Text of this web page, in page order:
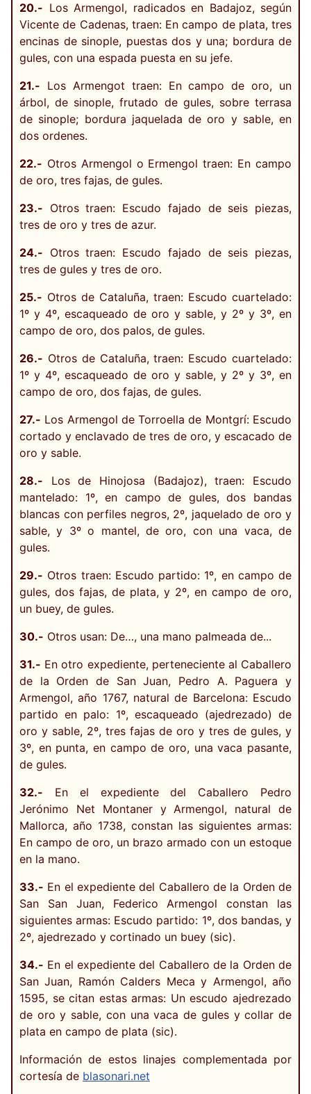
20.- Los Armengol, radicados en Badajoz, según
Vicente de Cadenas, traen: En campo de plata, tres
encinas de sinople, puestas dos y una; bordura de
gules, con una espada puesta en su jefe.
21.- Los Armengot traen: En campo de oro, un
árbol, de sinople, frutado de gules, sobre terrasa
de sinople; bordura jaquelada de oro y sable, en
dos ordenes.
22.- Otros Armengol o Ermengol traen: En campo
de oro, tres fajas, de gules.
23.- Otros traen: Escudo fajado de seis piezas,
tres de oro y tres de azur.
24.- Otros traen: Escudo fajado de seis piezas,
tres de gules y tres de oro.
25.- Otros de Cataluña, traen: Escudo cuartelado:
1º y 4º, escaqueado de oro y sable, y 2º y 3º, en
campo de oro, dos palos, de gules.
26.- Otros de Cataluña, traen: Escudo cuartelado:
1º y 4º, escaqueado de oro y sable, y 2º y 3º, en
campo de oro, dos fajas, de gules.
27.- Los Armengol de Torroella de Montgrí: Escudo
cortado y enclavado de tres de oro, y escacado de
oro y sable.
28.- Los de Hinojosa (Badajoz), traen: Escudo
mantelado: 1º, en campo de gules, dos bandas
blancas con perfiles negros, 2º, jaquelado de oro y
sable, y 3º o mantel, de oro, con una vaca, de
gules.
29.- Otros traen: Escudo partido: 1º, en campo de
gules, dos fajas, de plata, y 2º, en campo de oro,
un buey, de gules.
30.- Otros usan: De…, una mano palmeada de...
31.- En otro expediente, perteneciente al Caballero
de la Orden de San Juan, Pedro A. Paguera y
Armengol, año 1767, natural de Barcelona: Escudo
partido en palo: 1º, escaqueado (ajedrezado) de
oro y sable, 2º, tres fajas de oro y tres de gules, y
3º, en punta, en campo de oro, una vaca pasante,
de gules.
32.- En el expediente del Caballero Pedro
Jerónimo Net Montaner y Armengol, natural de
Mallorca, año 1738, constan las siguientes armas:
En campo de oro, un brazo armado con un estoque
en la mano.
33.- En el expediente del Caballero de la Orden de
San San Juan, Federico Armengol constan las
siguientes armas: Escudo partido: 1º, dos bandas, y
2º, ajedrezado y cortinado un buey (sic).
34.- En el expediente del Caballero de la Orden de
San Juan, Ramón Calders Meca y Armengol, año
1595, se citan estas armas: Un escudo ajedrezado
de oro y sable, con una vaca de gules y collar de
plata en campo de plata (sic).
Información de estos linajes complementada por
cortesía de blasonari.net